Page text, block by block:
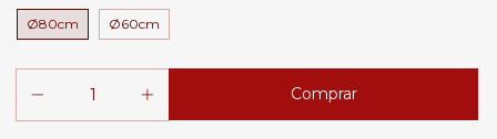
Ø80cm Ø60cm